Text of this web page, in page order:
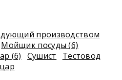
производством
Мойщик посуды (6)
(6) Сушист
Тестовод